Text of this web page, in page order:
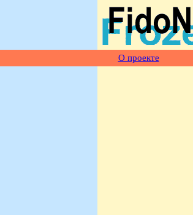
О проекте